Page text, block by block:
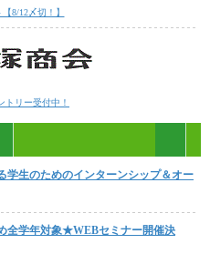
8/12〆切！】
トリー受付中！
学生のためのインターンシップ＆オー
全学年対象★WEBセミナー開催決